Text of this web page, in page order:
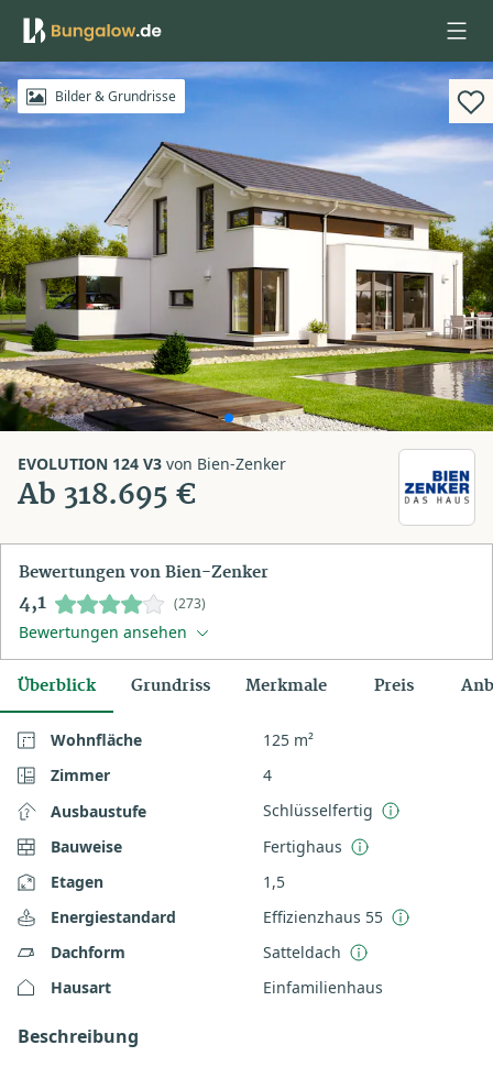
Anmelden
Bilder & Grundrisse
EVOLUTION 124 V3 von Bien-Zenker
Ab 318.695 €
Bewertungen von Bien-Zenker
4,1 (273)
Bewertungen ansehen
Überblick Grundriss Merkmale Preis
Wohnfläche
125 m²
Zimmer
4
Ausbaustufe
Schlüsselfertig
Bauweise
Fertighaus
Etagen
1,5
Energiestandard
Effizienzhaus 55
Dachform
Satteldach
Hausart
Einfamilienhaus
Beschreibung